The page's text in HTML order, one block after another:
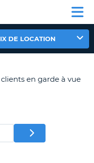
CLIENT
DE LOCATION
en garde à vue